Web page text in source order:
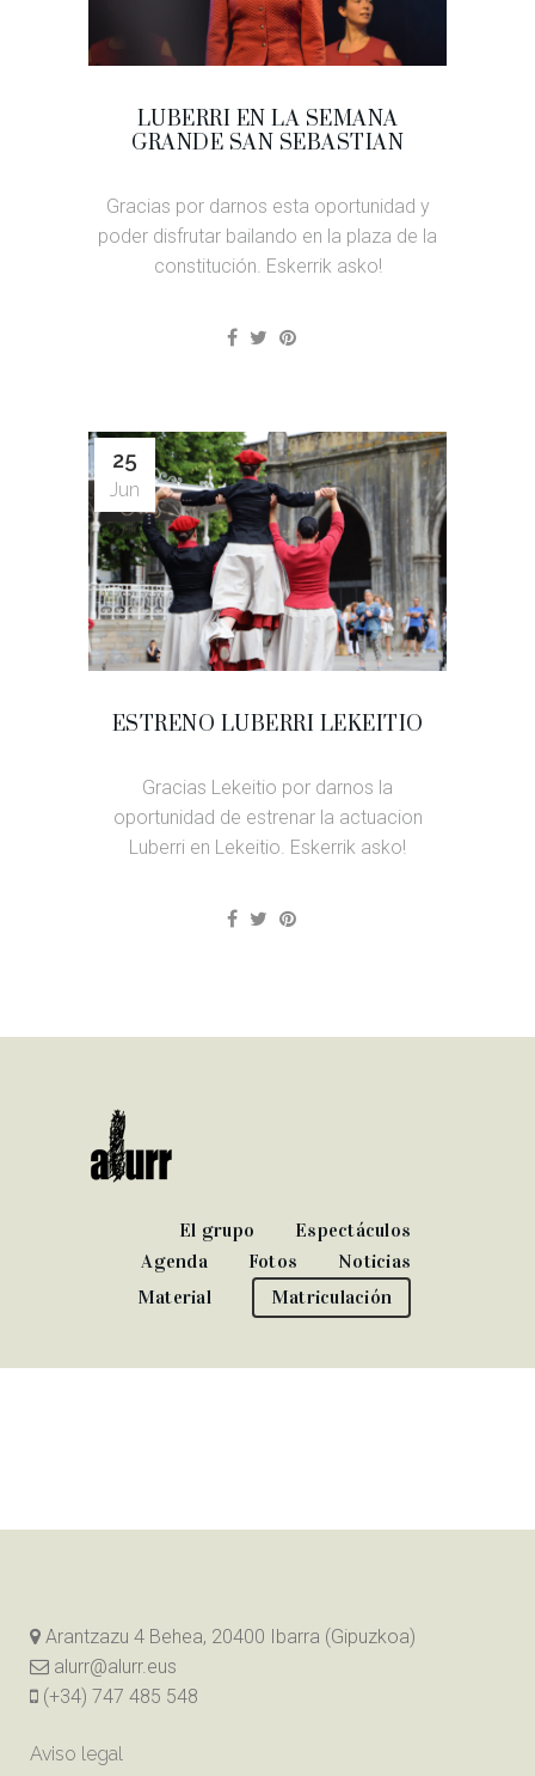
LUBERRI EN LA SEMANA
GRANDE SAN SEBASTIAN
Gracias por darnos esta oportunidad y
poder disfrutar bailando en la plaza de la
constitución. Eskerrik asko!
25
Jun
ESTRENO LUBERRI LEKEITIO
Gracias Lekeitio por darnos la
oportunidad de estrenar la actuacion
Luberri en Lekeitio. Eskerrik asko!
El grupo
Espectáculos
Agenda
Fotos
Noticias
Material
Matriculación
Arantzazu 4 Behea, 20400 Ibarra (Gipuzkoa)
alurr@alurr.eus
(+34) 747 485 548
Aviso legal